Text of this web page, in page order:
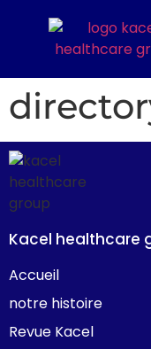
Kacel healthcare
Accueil
notre histoire
Revue Kacel